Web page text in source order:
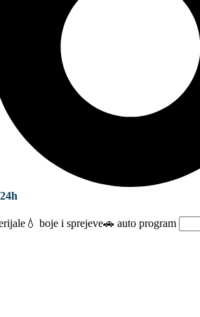
💧 boje i sprejeve🚗 auto program